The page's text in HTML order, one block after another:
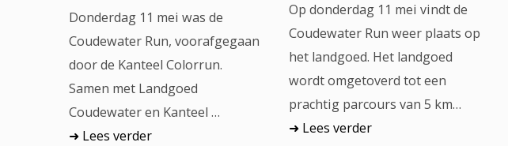
Donderdag 11 mei was de
Coudewater Run, voorafgegaan
door de Kanteel Colorrun.
Samen met Landgoed
Coudewater en Kanteel …
Lees verder
Op donderdag 11 mei vindt de
Coudewater Run weer plaats op
het landgoed. Het landgoed
wordt omgetoverd tot een
prachtig parcours van 5 km…
Lees verder